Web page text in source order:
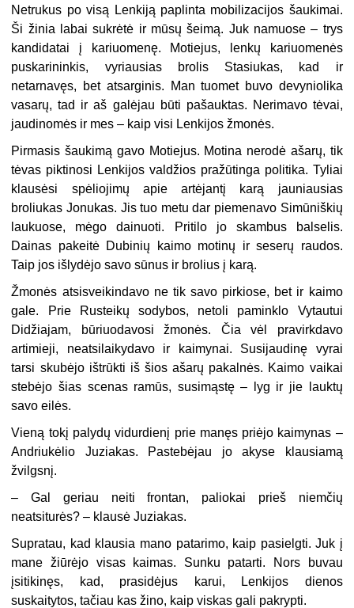
Netrukus po visą Lenkiją paplinta mobilizacijos šaukimai.
Ši žinia labai sukrėtė ir mūsų šeimą. Juk namuose – trys
kandidatai į kariuomenę. Motiejus, lenkų kariuomenės
puskarininkis, vyriausias brolis Stasiukas, kad ir
netarnavęs, bet atsarginis. Man tuomet buvo devyniolika
vasarų, tad ir aš galėjau būti pašauktas. Nerimavo tėvai,
jaudinomės ir mes – kaip visi Lenkijos žmonės.
Pirmasis šaukimą gavo Motiejus. Motina nerodė ašarų, tik
tėvas piktinosi Lenkijos valdžios pražūtinga politika. Tyliai
klausėsi spėliojimų apie artėjantį karą jauniausias
broliukas Jonukas. Jis tuo metu dar piemenavo Simūniškių
laukuose, mėgo dainuoti. Pritilo jo skambus balselis.
Dainas pakeitė Dubinių kaimo motinų ir seserų raudos.
Taip jos išlydėjo savo sūnus ir brolius į karą.
Žmonės atsisveikindavo ne tik savo pirkiose, bet ir kaimo
gale. Prie Rusteikų sodybos, netoli paminklo Vytautui
Didžiajam, būriuodavosi žmonės. Čia vėl pravirkdavo
artimieji, neatsilaikydavo ir kaimynai. Susijaudinę vyrai
tarsi skubėjo ištrūkti iš šios ašarų pakalnės. Kaimo vaikai
stebėjo šias scenas ramūs, susimąstę – lyg ir jie lauktų
savo eilės.
Vieną tokį palydų vidurdienį prie manęs priėjo kaimynas –
Andriukėlio Juziakas. Pastebėjau jo akyse klausiamą
žvilgsnį.
– Gal geriau neiti frontan, paliokai prieš niemčių
neatsiturės? – klausė Juziakas.
Supratau, kad klausia mano patarimo, kaip pasielgti. Juk į
mane žiūrėjo visas kaimas. Sunku patarti. Nors buvau
įsitikinęs, kad, prasidėjus karui, Lenkijos dienos
suskaitytos, tačiau kas žino, kaip viskas gali pakrypti.